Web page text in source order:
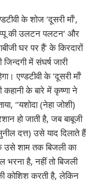
के शोज ‘दूसरी माँ‘,
की उलटन पलटन‘ और
घर पर हैं‘ के किरदारों
जिन्दगी में संघर्ष जारी
एण्डटीवी के ‘दूसरी माँ‘
कहानी के बारे में कृष्णा ने
‘‘यशोदा (नेहा जोशी)
हो जाती है, जब बाबूजी
दत्त) उसे याद दिलाते हैं
उसे शाम तक बिजली का
भरना है, नहीं तो बिजली
कोशिश करती है, लेकिन